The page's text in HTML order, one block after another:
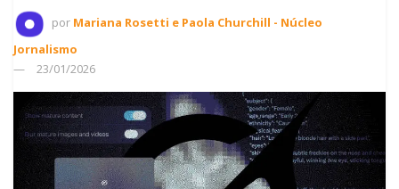
por Mariana Rosetti e Paola Churchill - Núcleo
Jornalismo
23/01/2026